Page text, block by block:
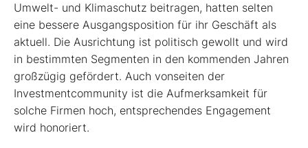
Umwelt- und Klimaschutz beitragen, hatten selten
eine bessere Ausgangsposition für ihr Geschäft als
aktuell. Die Ausrichtung ist politisch gewollt und wird
in bestimmten Segmenten in den kommenden Jahren
großzügig gefördert. Auch vonseiten der
Investmentcommunity ist die Aufmerksamkeit für
solche Firmen hoch, entsprechendes Engagement
wird honoriert.